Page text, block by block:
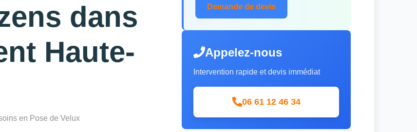
dans
Haute-
en Pose de Velux
Demande de devis
Appelez-nous
Intervention rapide et devis immédiat
06 61 12 46 34